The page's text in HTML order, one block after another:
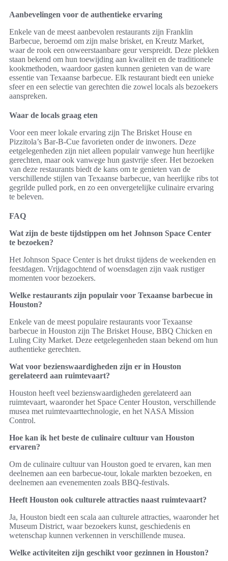
Aanbevelingen voor de authentieke ervaring
Enkele van de meest aanbevolen restaurants zijn Franklin
Barbecue, beroemd om zijn malse brisket, en Kreutz Market,
waar de rook een onweerstaanbare geur verspreidt. Deze plekken
staan bekend om hun toewijding aan kwaliteit en de traditionele
kookmethoden, waardoor gasten kunnen genieten van de ware
essentie van Texaanse barbecue. Elk restaurant biedt een unieke
sfeer en een selectie van gerechten die zowel locals als bezoekers
aanspreken.
Waar de locals graag eten
Voor een meer lokale ervaring zijn The Brisket House en
Pizzitola’s Bar-B-Cue favorieten onder de inwoners. Deze
eetgelegenheden zijn niet alleen populair vanwege hun heerlijke
gerechten, maar ook vanwege hun gastvrije sfeer. Het bezoeken
van deze restaurants biedt de kans om te genieten van de
verschillende stijlen van Texaanse barbecue, van heerlijke ribs tot
gegrilde pulled pork, en zo een onvergetelijke culinaire ervaring
te beleven.
FAQ
Wat zijn de beste tijdstippen om het Johnson Space Center
te bezoeken?
Het Johnson Space Center is het drukst tijdens de weekenden en
feestdagen. Vrijdagochtend of woensdagen zijn vaak rustiger
momenten voor bezoekers.
Welke restaurants zijn populair voor Texaanse barbecue in
Houston?
Enkele van de meest populaire restaurants voor Texaanse
barbecue in Houston zijn The Brisket House, BBQ Chicken en
Luling City Market. Deze eetgelegenheden staan bekend om hun
authentieke gerechten.
Wat voor bezienswaardigheden zijn er in Houston
gerelateerd aan ruimtevaart?
Houston heeft veel bezienswaardigheden gerelateerd aan
ruimtevaart, waaronder het Space Center Houston, verschillende
musea met ruimtevaarttechnologie, en het NASA Mission
Control.
Hoe kan ik het beste de culinaire cultuur van Houston
ervaren?
Om de culinaire cultuur van Houston goed te ervaren, kan men
deelnemen aan een barbecue-tour, lokale markten bezoeken, en
deelnemen aan evenementen zoals BBQ-festivals.
Heeft Houston ook culturele attracties naast ruimtevaart?
Ja, Houston biedt een scala aan culturele attracties, waaronder het
Museum District, waar bezoekers kunst, geschiedenis en
wetenschap kunnen verkennen in verschillende musea.
Welke activiteiten zijn geschikt voor gezinnen in Houston?